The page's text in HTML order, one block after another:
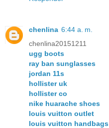
chenlina 6:44 a. m.
chenlina20151211
ugg boots
ray ban sunglasses
jordan 11s
hollister uk
hollister co
nike huarache shoes
louis vuitton outlet
louis vuitton handbags